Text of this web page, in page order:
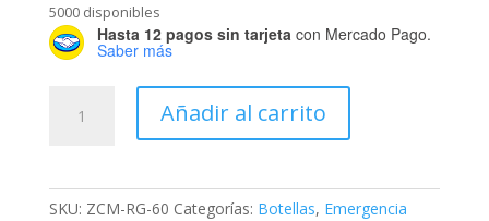
5000 disponibles
Hasta 12 pagos sin tarjeta con Mercado Pago.
Saber más
Añadir al carrito
SKU: ZCM-RG-60 Categorías: Botellas, Emergencia